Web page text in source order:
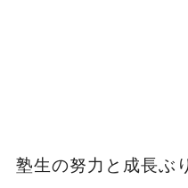
塾生の努力と成長ぶ